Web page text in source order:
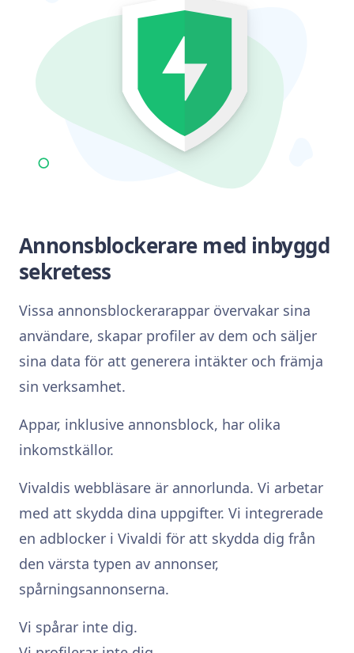
Annonsblockerare med inbyggd
sekretess
Vissa annonsblockerarappar övervakar sina
användare, skapar profiler av dem och säljer
sina data för att generera intäkter och främja
sin verksamhet.
Appar, inklusive annonsblock, har olika
inkomstkällor.
Vivaldis webbläsare är annorlunda. Vi arbetar
med att skydda dina uppgifter. Vi integrerade
en adblocker i Vivaldi för att skydda dig från
den värsta typen av annonser,
spårningsannonserna.
Vi spårar inte dig.